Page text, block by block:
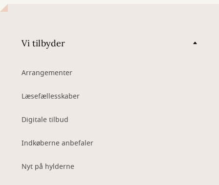
Vi tilbyder
Arrangementer
Læsefællesskaber
Digitale tilbud
Indkøberne anbefaler
Nyt på hylderne